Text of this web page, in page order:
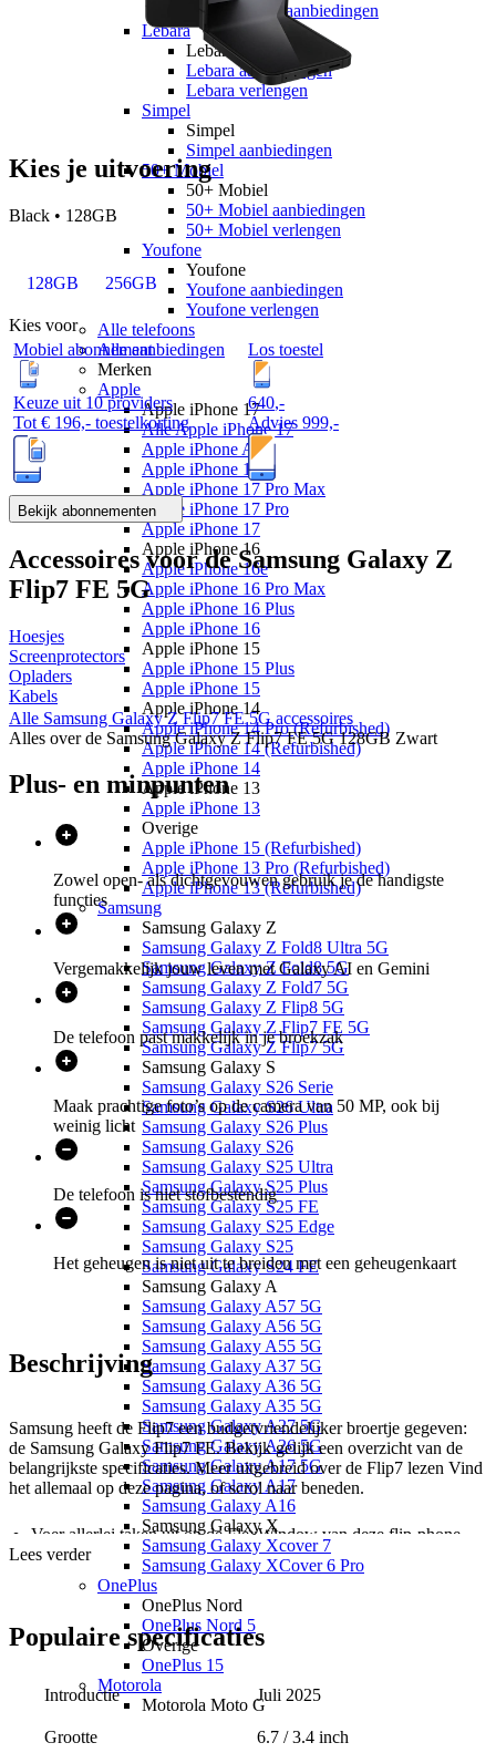
Budget Thuis aanbiedingen
Lebara
Lebara
Lebara aanbiedingen
Lebara verlengen
Simpel
Simpel
Simpel aanbiedingen
50+ Mobiel
50+ Mobiel
50+ Mobiel aanbiedingen
50+ Mobiel verlengen
Youfone
Youfone
Youfone aanbiedingen
Youfone verlengen
Alle telefoons
Alle aanbiedingen
Merken
Apple
Apple iPhone 17
Alle Apple iPhone 17
Apple iPhone Air
Apple iPhone 17e
Apple iPhone 17 Pro Max
Apple iPhone 17 Pro
Apple iPhone 17
Apple iPhone 16
Apple iPhone 16e
Apple iPhone 16 Pro Max
Apple iPhone 16 Plus
Apple iPhone 16
Apple iPhone 15
Apple iPhone 15 Plus
Apple iPhone 15
Apple iPhone 14
Apple iPhone 14 Pro (Refurbished)
Apple iPhone 14 (Refurbished)
Apple iPhone 14
Apple iPhone 13
Apple iPhone 13
Overige
Apple iPhone 15 (Refurbished)
Apple iPhone 13 Pro (Refurbished)
Apple iPhone 13 (Refurbished)
Samsung
Samsung Galaxy Z
Samsung Galaxy Z Fold8 Ultra 5G
Samsung Galaxy Z Fold8 5G
Samsung Galaxy Z Fold7 5G
Samsung Galaxy Z Flip8 5G
Samsung Galaxy Z Flip7 FE 5G
Samsung Galaxy Z Flip7 5G
Samsung Galaxy S
Samsung Galaxy S26 Serie
Samsung Galaxy S26 Ultra
Samsung Galaxy S26 Plus
Samsung Galaxy S26
Samsung Galaxy S25 Ultra
Samsung Galaxy S25 Plus
Samsung Galaxy S25 FE
Samsung Galaxy S25 Edge
Samsung Galaxy S25
Samsung Galaxy S24 FE
Samsung Galaxy A
Samsung Galaxy A57 5G
Samsung Galaxy A56 5G
Samsung Galaxy A55 5G
Samsung Galaxy A37 5G
Samsung Galaxy A36 5G
Samsung Galaxy A35 5G
Samsung Galaxy A27 5G
Samsung Galaxy A26 5G
Samsung Galaxy A17 5G
Samsung Galaxy A17
Samsung Galaxy A16
Samsung Galaxy X
Samsung Galaxy Xcover 7
Samsung Galaxy XCover 6 Pro
OnePlus
OnePlus Nord
OnePlus Nord 5
Overige
OnePlus 15
Motorola
Motorola Moto G
Motorola Moto G86 5G
Kies je uitvoering
Black • 128GB
128GB 256GB
Kies voor
Mobiel abonnement
Keuze uit 10 providers
Tot € 196,- toestelkorting
Los toestel
640,-
Advies 999,-
Bekijk abonnementen
Accessoires voor deSamsung Galaxy Z
Flip7 FE 5G
Hoesjes
Screenprotectors
Opladers
Kabels
Alle Samsung Galaxy Z Flip7 FE 5Gaccessoires
Alles over de Samsung Galaxy Z Flip7 FE 5G 128GB Zwart
Plus- en minpunten
Zowel open- als dichtgevouwen gebruik je de handigste
functies
Vergemakkelijk jouw leven met Galaxy AI en Gemini
De telefoon past makkelijk in je broekzak
Maak prachtige foto’s op de camera van 50 MP, ook bij
weinig licht
De telefoon is niet stofbestendig
Het geheugen is niet uit te breiden met een geheugenkaart
Beschrijving
Samsung heeft de Flip7 een budgetvriendelijker broertje gegeven:
de Samsung Galaxy Flip7 FE. Bekijk gelijk een overzicht van de
belangrijkste specificaties. Meer uitgebreid over de Flip7 lezen Vind
het allemaal op deze pagina, of scrol naar beneden.
Voer allerlei taken uit op de FlexWindow van deze flip-phone
zonder hem open te vouwen. Open appjes, activeer AI, of maak
een vlugge foto.
Maak prachtige foto’s met de hoofdcamera van 50 MP, de
ultragroothoekcamera van 12 MP, en maak topselfies op de
voorcamera van 10 MP.
Zet Galaxy AI en Gemini in om jouw foto’s te optimaliseren, om
je dag te organiseren en om al je impulsieve vragen te
beantwoorden.
De batterij van 4000 mAh betekent dat je de hele dag ongeremd
AI kunt gebruiken, filmpjes kunt kijken en kunt multitasken.
Lees verder
Populairespecificaties
Introductie Juli 2025
Grootte 6.7 / 3.4 inch